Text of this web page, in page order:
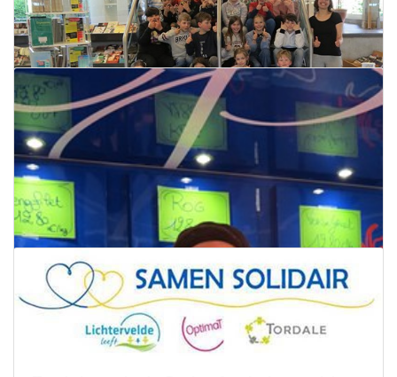
Jeugdboekenmaand bracht record
aantal klassen naar de bib
31 maart 2022
Lees meer